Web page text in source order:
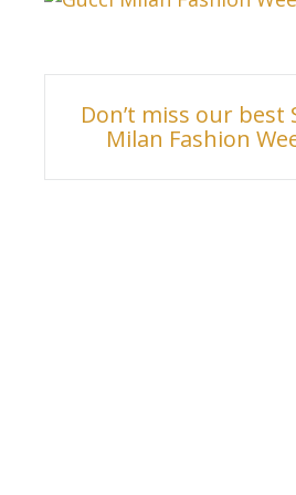
Don’t miss our
Milan Fashion